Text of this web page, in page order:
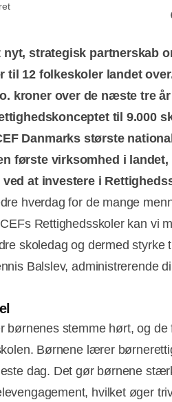
nyt, strategisk partnerskab
til 12 folkeskoler landet
kroner over de næste tre år
til 9.000
Danmarks største
første virksomhed i
at investere i
hverdag for de mange
Rettighedsskoler kan vi
skoledag og dermed styrke
Balslev, administrerende
børnenes stemme hørt, og de
Børnene lærer
dag. Det gør børnene
hvilket øger